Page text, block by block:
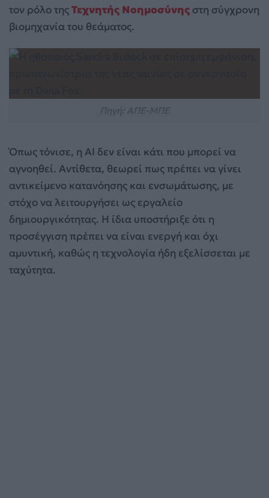
τον ρόλο τηςΤεχνητής Νοημοσύνης στη σύγχρονη
βιομηχανία του θεάματος.
Όπως τόνισε, η AI δεν είναι κάτι που μπορεί να
αγνοηθεί. Αντίθετα, θεωρεί πως πρέπει να γίνει
αντικείμενο κατανόησης και ενσωμάτωσης, με
στόχο να λειτουργήσει ως εργαλείο
δημιουργικότητας. Η ίδια υποστήριξε ότι η
προσέγγιση πρέπει να είναι ενεργή και όχι
αμυντική, καθώς η τεχνολογία ήδη εξελίσσεται με
ταχύτητα.